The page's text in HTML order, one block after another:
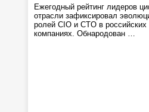
Ежегодный рейтинг лидеров
отрасли зафиксировал
ролей CIO и CTO в российских
компаниях. Обнародован …